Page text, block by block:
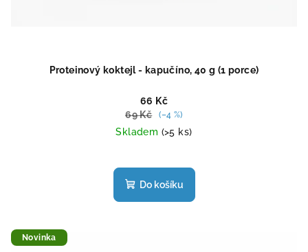
Proteinový koktejl - kapučíno, 40 g (1 porce)
66 Kč
69 Kč
(–4 %)
Skladem (>5 ks)
hodnocení
produktu
Do košíku
Novinka